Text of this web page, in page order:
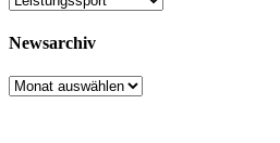
Newsarchiv
Newsarchiv